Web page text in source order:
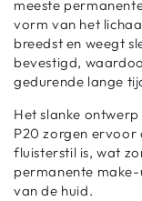
meeste
vorm van het
breedst en weegt
bevestigd,
gedurende lange
Het slanke
P20 zorgen ervoor
fluisterstil is, wat
permanente make-
van de huid.